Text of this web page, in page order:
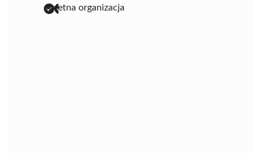
świetna organizacja